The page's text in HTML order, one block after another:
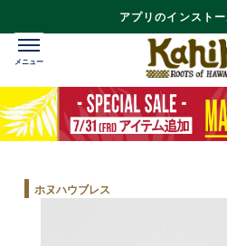
アプリのインスト
ホヌハウブレス